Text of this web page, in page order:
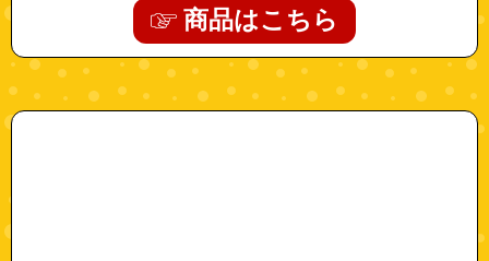
商品はこちら
"a0555"